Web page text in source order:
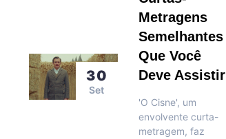
30
Set
Metragens
Semelhantes
Que Você
Deve Assistir
'O Cisne', um
envolvente curta-
metragem, faz